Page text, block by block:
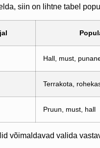
siin on lihtne tabel
Hall, must,
Terrakota,
Pruun, must, hall
võimaldavad valida